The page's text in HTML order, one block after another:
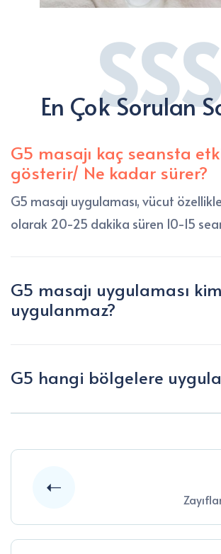
SSS
En Çok Sorulan
G5 masajı kaç seansta
gösterir/ Ne kadar sürer?
G5 masajı uygulaması, vücut
olarak 20-25 dakika süren 10-15
G5 masajı uygulaması
uygulanmaz?
G5 hangi bölgelere